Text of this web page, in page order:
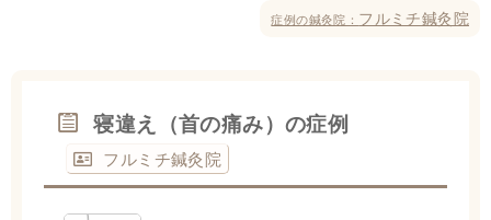
症例の鍼灸院： フルミチ鍼灸院
寝違え（首の痛み）の症例
フルミチ鍼灸院